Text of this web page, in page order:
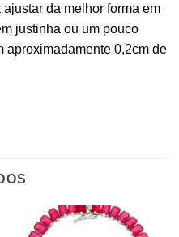
da melhor forma em
justinha ou um pouco
aproximadamente 0,2cm de